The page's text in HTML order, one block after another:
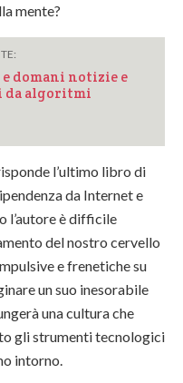
mente?
e domani notizie e
da algoritmi
l’ultimo libro di
da Internet e
l’autore è difficile
del nostro cervello
e frenetiche su
un suo inesorabile
una cultura che
gli strumenti tecnologici
intorno.